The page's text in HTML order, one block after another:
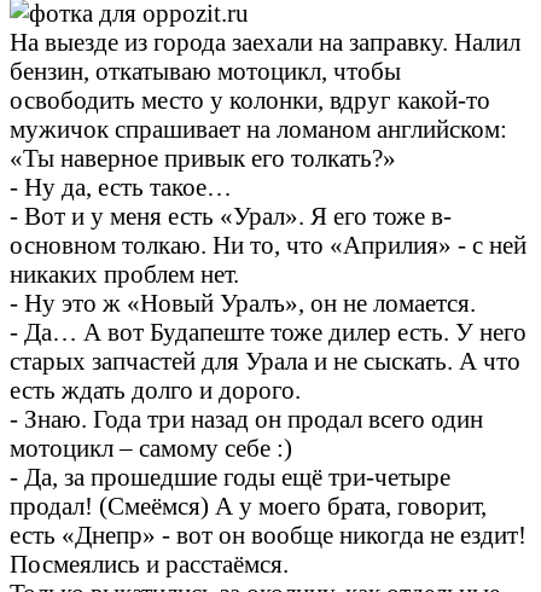
На выезде из города заехали на заправку. Налил
бензин, откатываю мотоцикл, чтобы
освободить место у колонки, вдруг какой-то
мужичок спрашивает на ломаном английском:
«Ты наверное привык его толкать?»
- Ну да, есть такое…
- Вот и у меня есть «Урал». Я его тоже в-
основном толкаю. Ни то, что «Априлия» - с ней
никаких проблем нет.
- Ну это ж «Новый Уралъ», он не ломается.
- Да… А вот Будапеште тоже дилер есть. У него
старых запчастей для Урала и не сыскать. А что
есть ждать долго и дорого.
- Знаю. Года три назад он продал всего один
мотоцикл – самому себе :)
- Да, за прошедшие годы ещё три-четыре
продал! (Смеёмся) А у моего брата, говорит,
есть «Днепр» - вот он вообще никогда не ездит!
Посмеялись и расстаёмся.